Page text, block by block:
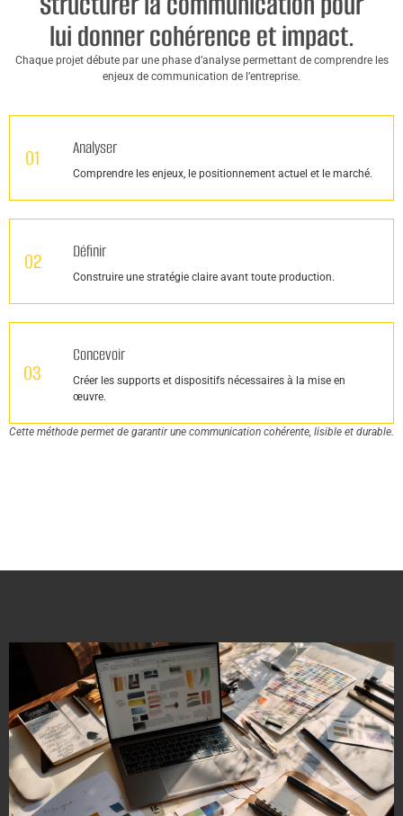
lui donner cohérence et impact.
Chaque projet débute par une phase d’analyse permettant de comprendre les
enjeux de communication de l’entreprise.
01 Analyser
Comprendre les enjeux, le positionnement actuel et le marché.
02 Définir
Construire une stratégie claire avant toute production.
03
Concevoir
Créer les supports et dispositifs nécessaires à la mise en
œuvre.
Cette méthode permet de garantir une communication cohérente, lisible et durable.